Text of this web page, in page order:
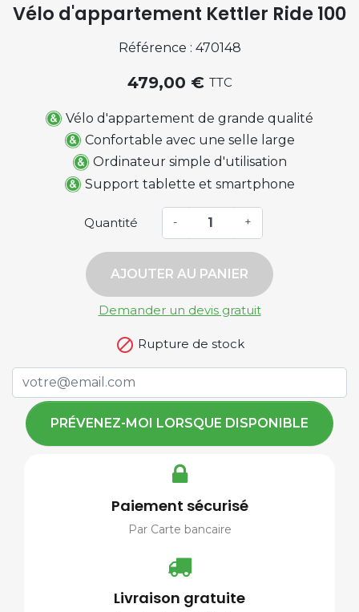
Vélo d'appartement Kettler Ride 100
Référence : 470148
479,00 € TTC
Vélo d'appartement de grande qualité
Confortable avec une selle large
Ordinateur simple d'utilisation
Support tablette et smartphone
Quantité - +
AJOUTER AU PANIER
Demander un devis gratuit
 Rupture de stock
PRÉVENEZ-MOI LORSQUE DISPONIBLE
Paiement sécurisé
Par Carte bancaire
Livraison gratuite